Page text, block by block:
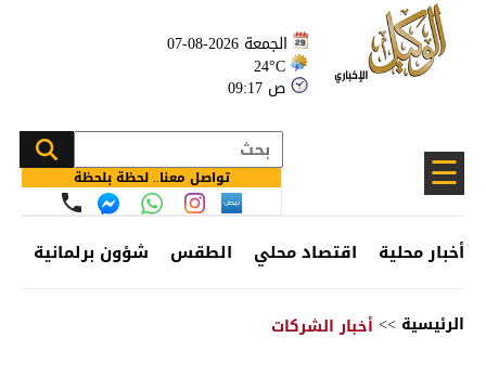
الجمعة 2026-08-07
24°C
09:17 ص
☰ تواصل معنا.. لحظة بلحظة
أخبار محلية اقتصاد محلي الطقس شؤون برلمانية
الرئيسية >> أخبار الشركات